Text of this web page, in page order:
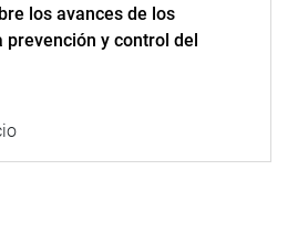
los avances de los
prevención y control del